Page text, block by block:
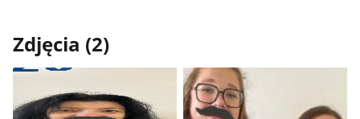
Zdjęcia (2)